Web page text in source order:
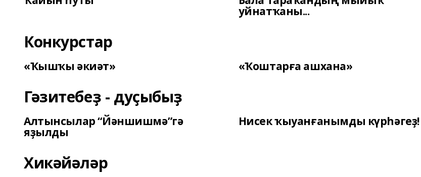
уйнатҡаны...
Конкурстар
«Ҡышҡы әкиәт» «Ҡоштарға ашхана»
Гәзитебеҙ - дуҫыбыҙ
Алтынсылар “Йәншишмә”гә
яҙылды
Нисек ҡыуанғанымды күрһәгеҙ!
Хикәйәләр